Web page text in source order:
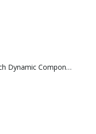
Lägga till färdiga komponenter och Dynamic Components